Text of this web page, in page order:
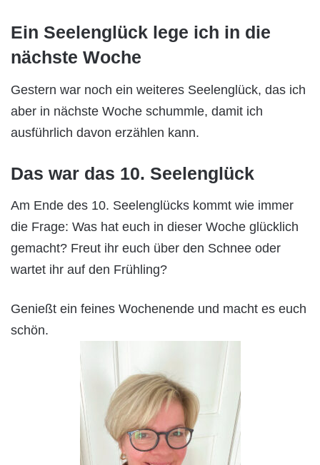
Ein Seelenglück lege ich in die
nächste Woche
Gestern war noch ein weiteres Seelenglück, das ich
aber in nächste Woche schummle, damit ich
ausführlich davon erzählen kann.
Das war das 10. Seelenglück
Am Ende des 10. Seelenglücks kommt wie immer
die Frage: Was hat euch in dieser Woche glücklich
gemacht? Freut ihr euch über den Schnee oder
wartet ihr auf den Frühling?
Genießt ein feines Wochenende und macht es euch
schön.